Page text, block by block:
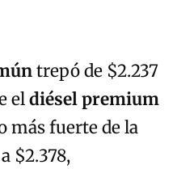
trepó de $2.237
eldiésel premium
más fuerte de la
$2.378,